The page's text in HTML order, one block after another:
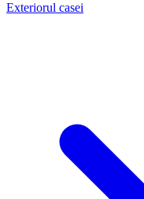
Exteriorul casei